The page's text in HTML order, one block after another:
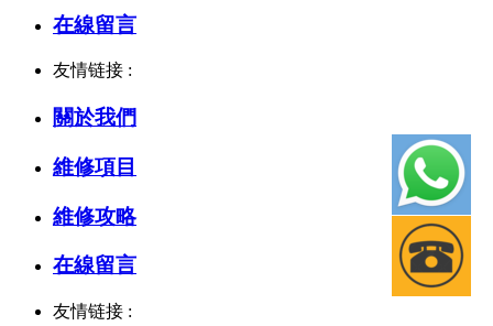
在線留言
友情链接 :
關於我們
維修項目
維修攻略
在線留言
友情链接 :